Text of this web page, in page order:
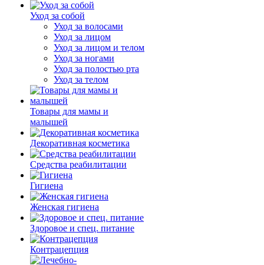
Уход за собой
Уход за волосами
Уход за лицом
Уход за лицом и телом
Уход за ногами
Уход за полостью рта
Уход за телом
Товары для мамы и
малышей
Декоративная косметика
Средства реабилитации
Гигиена
Женская гигиена
Здоровое и спец. питание
Контрацепция